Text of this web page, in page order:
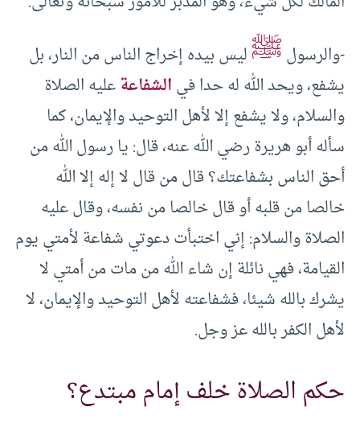
-والرسولﷺليس بيده إخراج الناس من النار، بل
يشفع، ويحد الله له حدا فيالشفاعةعليه الصلاة
والسلام، ولا يشفع إلا لأهل التوحيد والإيمان، كما
سأله أبو هريرة رضي الله عنه، قال: يا رسول الله من
أحق الناس بشفاعتك؟ قال من قال لا إله إلا الله
خالصا من قلبه أو قال خالصا من نفسه، وقال عليه
الصلاة والسلام: إني اختبأت دعوتي شفاعة لأمتي يوم
القيامة، فهي نائلة إن شاء الله من مات من أمتي لا
يشرك بالله شيئا، فشفاعته لأهل التوحيد والإيمان، لا
لأهل الكفر بالله عز وجل.
حكم الصلاة خلف إمام مبتدع؟